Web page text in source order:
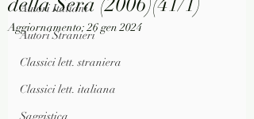
Autori Italiani
Autori Stranieri
Classici lett. straniera
Classici lett. italiana
Saggistica
Aggiornamento:26 gen 2024